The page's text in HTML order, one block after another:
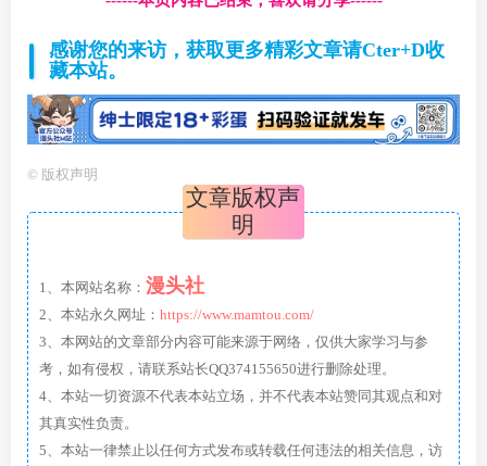
感谢您的来访，获取更多精彩文章请Cter+D收
藏本站。
© 版权声明
文章版权声
明
1、本网站名称： 漫头社
2、本站永久网址： https://www.mamtou.com/
3、本网站的文章部分内容可能来源于网络，仅供大家学习与参
考，如有侵权，请联系站长QQ374155650进行删除处理。
4、本站一切资源不代表本站立场，并不代表本站赞同其观点和对
其真实性负责。
5、本站一律禁止以任何方式发布或转载任何违法的相关信息，访